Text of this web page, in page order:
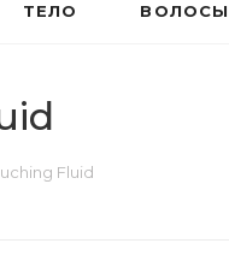
ТЕЛО ВОЛОСЫ
Fluid